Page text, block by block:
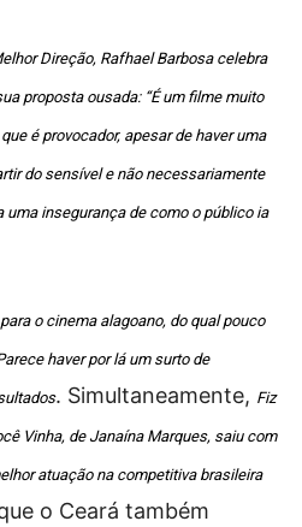
Direção, Rafhael Barbosa celebra
proposta ousada: “É um filme muito
é provocador, apesar de haver uma
do sensível e não necessariamente
uma insegurança de como o público ia
o cinema alagoano, do qual pouco
haver por lá um surto de
. Simultaneamente, Fiz
Vinha, de Janaína Marques, saiu com
atuação na competitiva brasileira
o Ceará também